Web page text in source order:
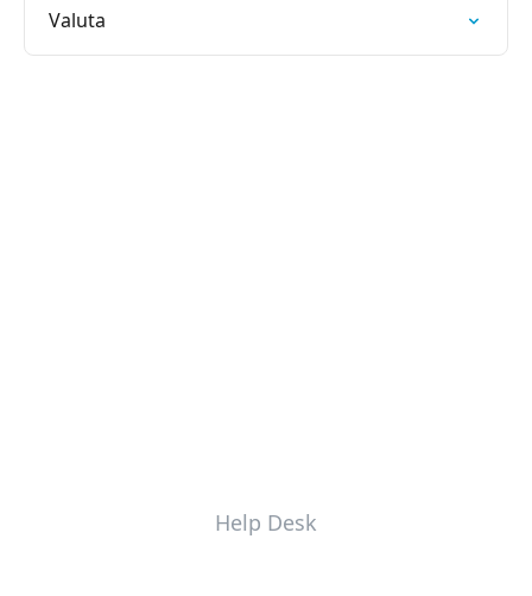
Valuta
Help Desk